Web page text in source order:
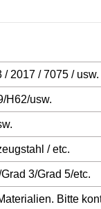
2017 / 7075 / usw.
H62/usw.
/ etc.
3/Grad 5/etc.
Bitte